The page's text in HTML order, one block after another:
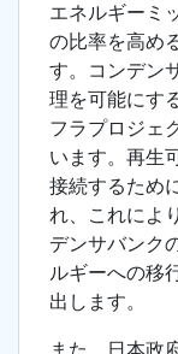
エネルギーミ
の比率を高め
す。コンデン
理を可能にす
フラプロジェ
います。再生
接続するため
れ、これによ
デンサバンク
ルギーへの移
出します。